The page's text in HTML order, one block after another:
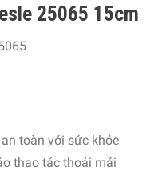
25065 15cm
toàn với sức khỏe
thao tác thoải mái